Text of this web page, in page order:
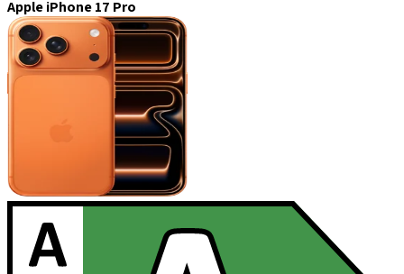
Apple iPhone 17 Pro